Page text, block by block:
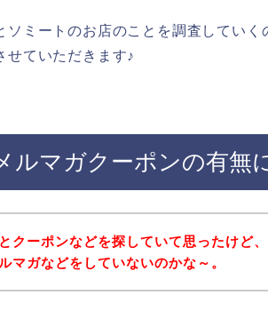
ソミートのお店のことを調査してい
せていただきます♪
ルマガクーポンの有無
クーポンなどを探していて思ったけど
マガなどをしていないのかな～。